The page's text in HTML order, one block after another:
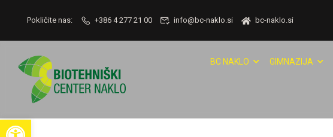
Open toolbar
Pokličite nas: +386 4 277 21 00 info@bc-naklo.si bc-naklo.si
BC NAKLO GIMNAZIJA